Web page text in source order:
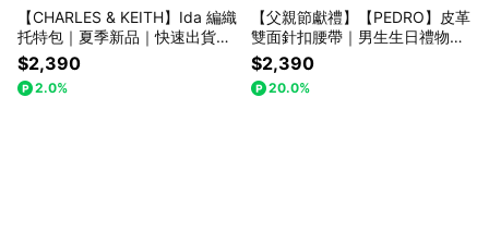
【CHARLES & KEITH】Ida 編織
托特包｜夏季新品｜快速出貨｜
小CK｜官方直營
$2,390
2.0%
【父親節獻禮】【PEDRO】皮革
雙面針扣腰帶｜男生生日禮物｜
型男單品｜快速出貨｜小CK集團
品牌
$2,390
20.0%